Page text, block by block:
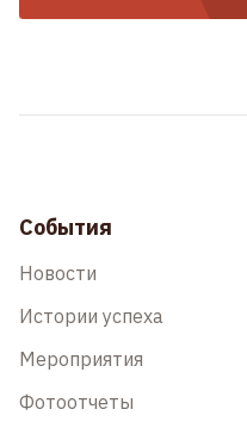
События
Новости
Истории успеха
Мероприятия
Фотоотчеты